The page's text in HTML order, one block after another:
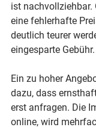
ist nachvollziehbar.
eine fehlerhafte
deutlich teurer
eingesparte Gebühr.
Ein zu hoher
dazu, dass
erst anfragen. Die
online, wird